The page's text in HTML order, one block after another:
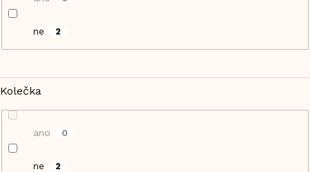
ne 2
Kolečka
ano 0
ne 2